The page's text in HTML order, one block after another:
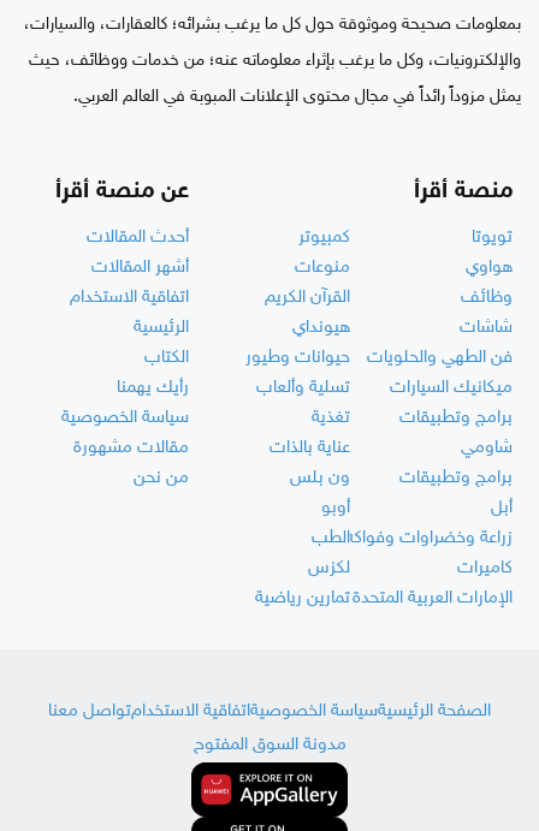
بمعلومات صحيحة وموثوقة حول كل ما يرغب بشرائه؛ كالعقارات، والسيارات،
والإلكترونيات، وكل ما يرغب بإثراء معلوماته عنه؛ من خدمات ووظائف، حيث
يمثل مزوداً رائداً في مجال محتوى الإعلانات المبوبة في العالم العربي.
منصة أقرأ
تويوتا
كمبيوتر
هواوي
منوعات
وظائف
القرآن الكريم
شاشات
هيونداي
فن الطهي والحلويات
حيوانات وطيور
ميكانيك السيارات
تسلية وألعاب
برامج وتطبيقات
تغذية
شاومي
عناية بالذات
برامج وتطبيقات
ون بلس
أبل
أوبو
زراعة وخضراوات وفواكهالطب
كاميرات
لكزس
الإمارات العربية المتحدةتمارين رياضية
عن منصة أقرأ
أحدث المقالات
أشهر المقالات
اتفاقية الاستخدام
الرئيسية
الكتاب
رأيك يهمنا
سياسة الخصوصية
مقالات مشهورة
من نحن
الصفحة الرئيسيةسياسة الخصوصيةاتفاقية الاستخدامتواصل معنا
مدونة السوق المفتوح